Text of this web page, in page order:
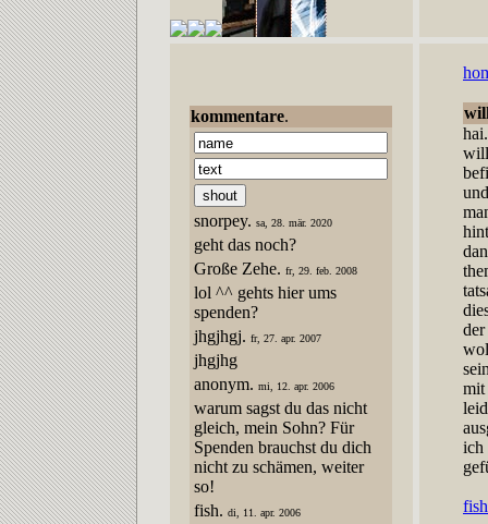
kommentare.
snorpey. sa, 28. mär. 2020
geht das noch?
Große Zehe. fr, 29. feb. 2008
lol ^^ gehts hier ums
spenden?
jhgjhgj. fr, 27. apr. 2007
jhgjhg
anonym. mi, 12. apr. 2006
warum sagst du das nicht
gleich, mein Sohn? Für
Spenden brauchst du dich
nicht zu schämen, weiter
so!
fish. di, 11. apr. 2006
hai.
mit
ich
fish